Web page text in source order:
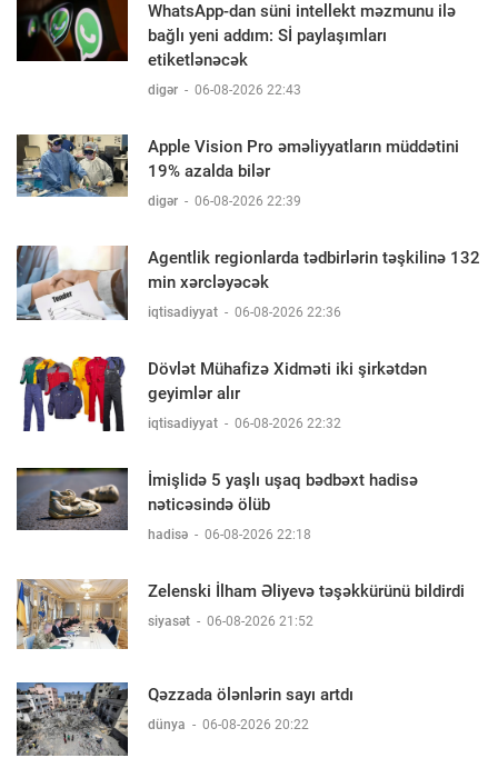
WhatsApp-dan süni intellekt məzmunu ilə
bağlı yeni addım: Sİ paylaşımları
etiketlənəcək
digər - 06-08-2026 22:43
Apple Vision Pro əməliyyatların müddətini
19% azalda bilər
digər - 06-08-2026 22:39
Agentlik regionlarda tədbirlərin təşkilinə 132
min xərcləyəcək
iqtisadiyyat - 06-08-2026 22:36
Dövlət Mühafizə Xidməti iki şirkətdən
geyimlər alır
iqtisadiyyat - 06-08-2026 22:32
İmişlidə 5 yaşlı uşaq bədbəxt hadisə
nəticəsində ölüb
hadisə - 06-08-2026 22:18
Zelenski İlham Əliyevə təşəkkürünü bildirdi
siyasət - 06-08-2026 21:52
Qəzzada ölənlərin sayı artdı
dünya - 06-08-2026 20:22